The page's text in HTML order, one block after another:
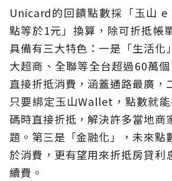
Unicard的回饋點數採「玉山
點等於1元」換算，除可折抵帳
具備有三大特色：一是「生活化
大超商、全聯等全台超過60萬
直接折抵消費，涵蓋通路最廣，
只要綁定玉山Wallet，點數就
碼時直接折抵，解決許多當地商
題。第三是「金融化」，未來點
於消費，更有望用來折抵房貸利
續費。